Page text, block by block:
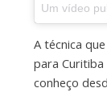
Um vídeo
A técnica
para Curitiba
conheço